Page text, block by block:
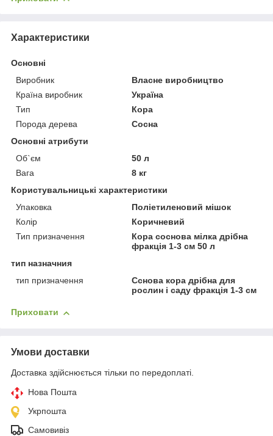
Характеристики
Основні
Виробник
Власне виробництво
Країна виробник
Україна
Тип
Кора
Порода дерева
Сосна
Основні атрибути
Об`єм
50 л
Вага
8 кг
Користувальницькі характеристики
Упаковка
Поліетиленовий мішок
Колір
Коричневий
Тип призначення
Кора соснова мілка дрібна
фракція 1-3 см 50 л
тип назначния
тип призначення
Сснова кора дрібна для
рослин і саду фракція 1-3 см
Приховати
Умови доставки
Доставка здійснюється тільки по передоплаті.
Нова Пошта
Укрпошта
Самовивіз